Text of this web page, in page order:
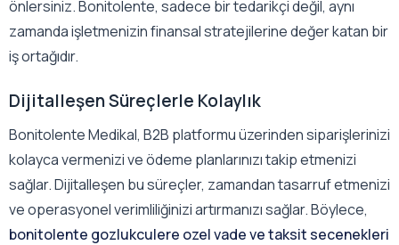
önlersiniz. Bonitolente, sadece bir tedarikçi değil, aynı
zamanda işletmenizin finansal stratejilerine değer katan bir
iş ortağıdır.
Dijitalleşen Süreçlerle Kolaylık
Bonitolente Medikal, B2B platformu üzerinden siparişlerinizi
kolayca vermenizi ve ödeme planlarınızı takip etmenizi
sağlar. Dijitalleşen bu süreçler, zamandan tasarruf etmenizi
ve operasyonel verimliliğinizi artırmanızı sağlar. Böylece,
bonitolente gozlukculere ozel vade ve taksit secenekleri